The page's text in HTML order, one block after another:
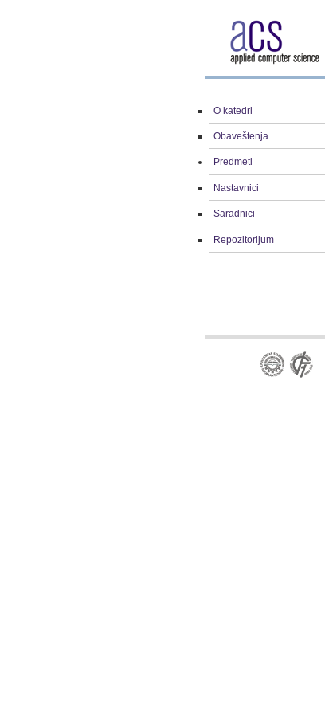
O katedri
Obaveštenja
Predmeti
Nastavnici
Saradnici
Repozitorijum